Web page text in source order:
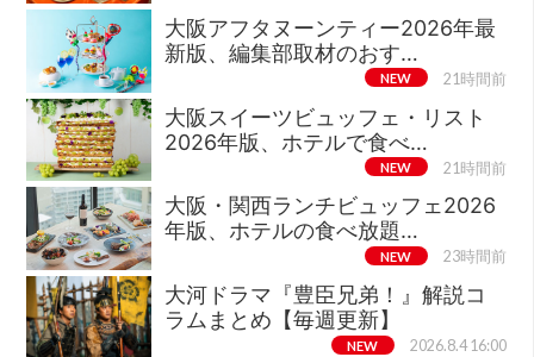
大阪アフタヌーンティー2026年最
新版、編集部取材のおす…
NEW 21時間前
大阪スイーツビュッフェ・リスト
2026年版、ホテルで食べ…
NEW 21時間前
大阪・関西ランチビュッフェ2026
年版、ホテルの食べ放題…
NEW 23時間前
大河ドラマ『豊臣兄弟！』解説コ
ラムまとめ【毎週更新】
NEW 2026.8.4 16:00